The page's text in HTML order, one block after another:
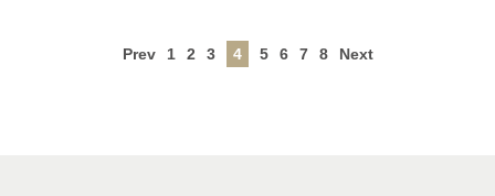
Prev 1 2 3 4 5 6 7 8 Next